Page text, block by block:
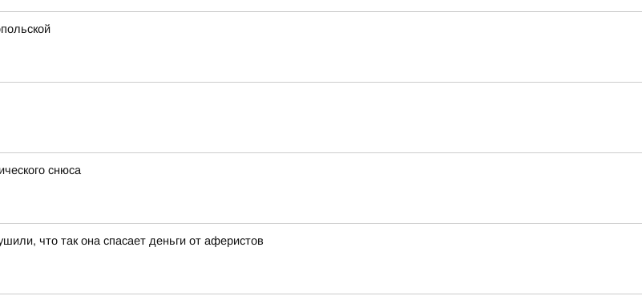
снюса
что так она спасает деньги от аферистов